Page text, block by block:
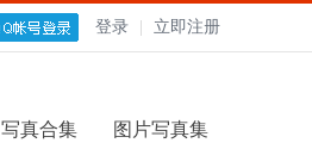
登录 立即注册
写真合集 图片写真集